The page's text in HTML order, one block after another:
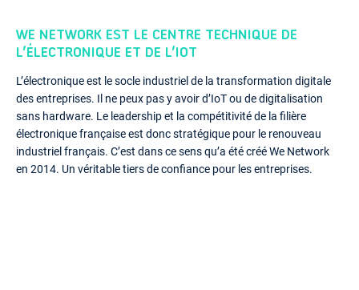
WE NETWORK EST LE CENTRE TECHNIQUE DE
L’ÉLECTRONIQUE ET DE L’IOT
L’électronique est le socle industriel de la transformation digitale
des entreprises. Il ne peux pas y avoir d’IoT ou de digitalisation
sans hardware. Le leadership et la compétitivité de la filière
électronique française est donc stratégique pour le renouveau
industriel français. C’est dans ce sens qu’a été créé We Network
en 2014. Un véritable tiers de confiance pour les entreprises.